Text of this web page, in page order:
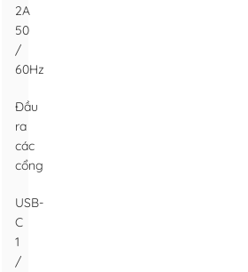
2A
50
/
60Hz
Đầu
ra
các
cổng
USB-
C
1
/